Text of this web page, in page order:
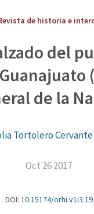
de historia e
del
de la
Tortolero Cervante
Oct 26 2017
DOI: 10.15174/orhi.v1i3.19